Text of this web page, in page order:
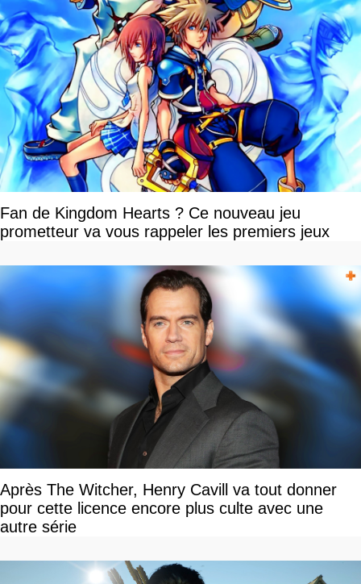
Fan de Kingdom Hearts ? Ce nouveau jeu
prometteur va vous rappeler les premiers jeux
Après The Witcher, Henry Cavill va tout donner
pour cette licence encore plus culte avec une
autre série